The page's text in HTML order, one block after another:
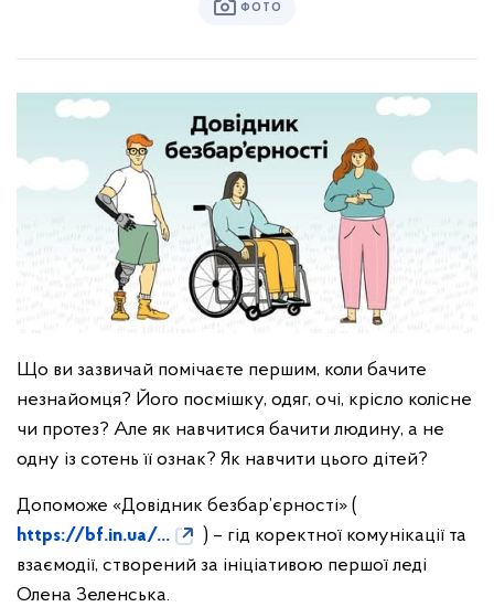
ФОТО
Що ви зазвичай помічаєте першим, коли бачите
незнайомця? Його посмішку, одяг, очі, крісло колісне
чи протез? Але як навчитися бачити людину, а не
одну із сотень її ознак? Як навчити цього дітей?
Допоможе «Довідник безбар’єрності» (
https://bf.in.ua/...
) – гід коректної комунікації та
взаємодії, створений за ініціативою першої леді
Олена Зеленська.